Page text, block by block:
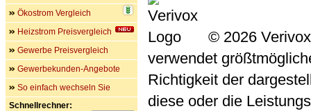
© 2026
verwendet
Richtigkeit der
diese oder die
Ökostrom Vergleich
Heizstrom Preisvergleich
Gewerbe Preisvergleich
Gewerbekunden-Angebote
So einfach wechseln Sie
Schnellrechner: